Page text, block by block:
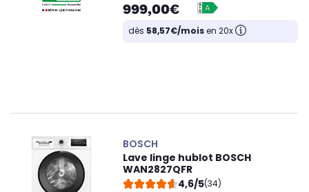
999,00€
dès 58,57€/moisen 20x
BOSCH
Lave linge hublot BOSCH
WAN2827QFR
4,6/5(34)